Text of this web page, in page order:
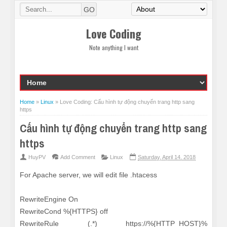
Love Coding
Note anything I want
Home » Linux » Love Coding: Cấu hình tự động chuyển trang http sang
https
Cấu hình tự động chuyển trang http sang
https
HuyPV Add Comment Linux Saturday, April 14, 2018
For Apache server, we will edit file .htacess
RewriteEngine On
RewriteCond %{HTTPS} off
RewriteRule (.*) https://%{HTTP_HOST}%